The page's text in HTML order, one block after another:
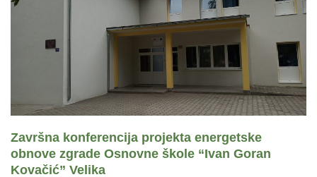
Završna konferencija projekta energetske
obnove zgrade Osnovne škole “Ivan Goran
Kovačić” Velika